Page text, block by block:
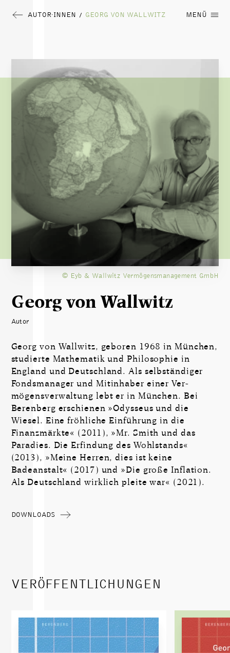
AUTOR∙INNEN / GEORG VON WALLWITZ MENÜ
© Eyb & Wallwitz Vermögensmanagement GmbH
Georg von Wallwitz
Autor
Georg von Wallwitz, geboren 1968 in München,
studierte Mathematik und Philosophie in
England und Deutschland. Als selbständiger
Fondsmanager und Mitinhaber einer Ver­
mögensverwaltung lebt er in München. Bei
Berenberg erschienen »Odysseus und die
Wiesel. Eine fröhliche Einführung in die
Finanzmärkte« (2011), »Mr. Smith und das
Paradies. Die Erfindung des Wohlstands«
(2013), »Meine Herren, dies ist keine
Badeanstalt« (2017) und »Die große Inflation.
Als Deutschland wirklich pleite war« (2021).
DOWNLOADS
VERÖFFENTLICHUNGEN